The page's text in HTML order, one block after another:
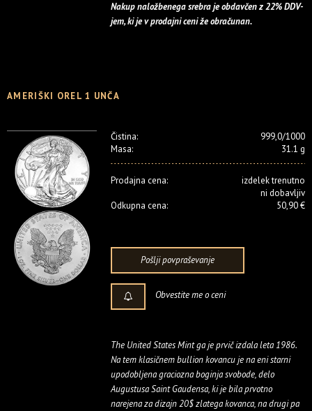
Nakup naložbenega srebra je obdavčen z 22% DDV-
jem, ki je v prodajni ceni že obračunan.
AMERIŠKI OREL 1 UNČA
Čistina:
999,0/1000
Masa:
31.1 g
Prodajna cena:
izdelek trenutno
ni dobavljiv
Odkupna cena:
50,90 €
Pošlji povpraševanje
Obvestite me o ceni
The United States Mint ga je prvič izdala leta 1986.
Na tem klasičnem bullion kovancu je na eni starni
upodobljena graciozna boginja svobode, delo
Augustusa Saint Gaudensa, ki je bila prvotno
narejena za dizajn 20$ zlatega kovanca, na drugi pa